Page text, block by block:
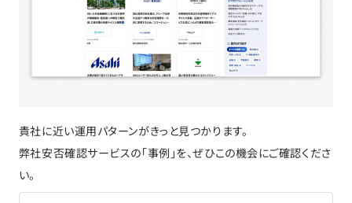
貴社に近い運用パターンがきっと見つかります。
弊社安否確認サービスの「事例」を、ぜひこの機会にご確認くださ
い。